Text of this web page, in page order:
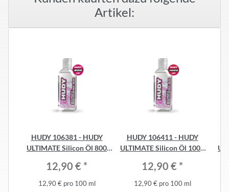
Artikel:
HUDY 106381 - HUDY
ULTIMATE Silicon Öl 800
12,90 € *
12,90 € pro 100 ml
HUDY 106411 - HUDY
ULTIMATE Silicon Öl 1000
12,90 € *
12,90 € pro 100 ml